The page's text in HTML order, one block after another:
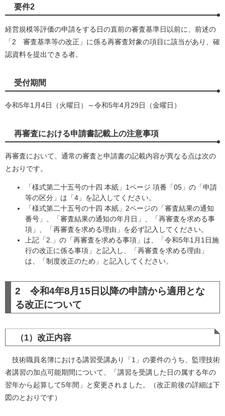
要件2
経営規模等評価の申請をする日の直前の審査基準日以前に、前述の
「2 審査基準等の改正」に係る再審査対象の項目に該当があり、確
認資料を提出できる者。
受付期間
令和5年1月4日（火曜日）～令和5年4月29日（金曜日）
再審査における申請書記載上の注意事項
再審査において、通常の審査と申請書の記載内容が異なる点は次の
とおりです。
「様式第二十五号の十四 本紙」1ページ 項番「05」の「申請
等の区分」は「4」を記入してください。
「様式第二十五号の十四 本紙」2ページの「審査結果の通知
番号」、「審査結果の通知の年月日」、「再審査を求める事
項」、「再審査を求める理由」を必ず記入してください。
上記「2.」の「再審査を求める事項」は、「令和5年1月1日施
行の改正に係る事項」と記入し、「再審査を求める理由」
は、「制度改正のため」と記入してください。
2 令和4年8月15日以降の申請から適用とな
る改正について
（1）改正内容
技術職員名簿における講習受講あり「1」の要件のうち、監理技術
者講習の加点可能期間について、「講習を受講した日の属する年の
翌年から起算して5年間」と変更されました。（改正前後の詳細は下
図のとおりです）